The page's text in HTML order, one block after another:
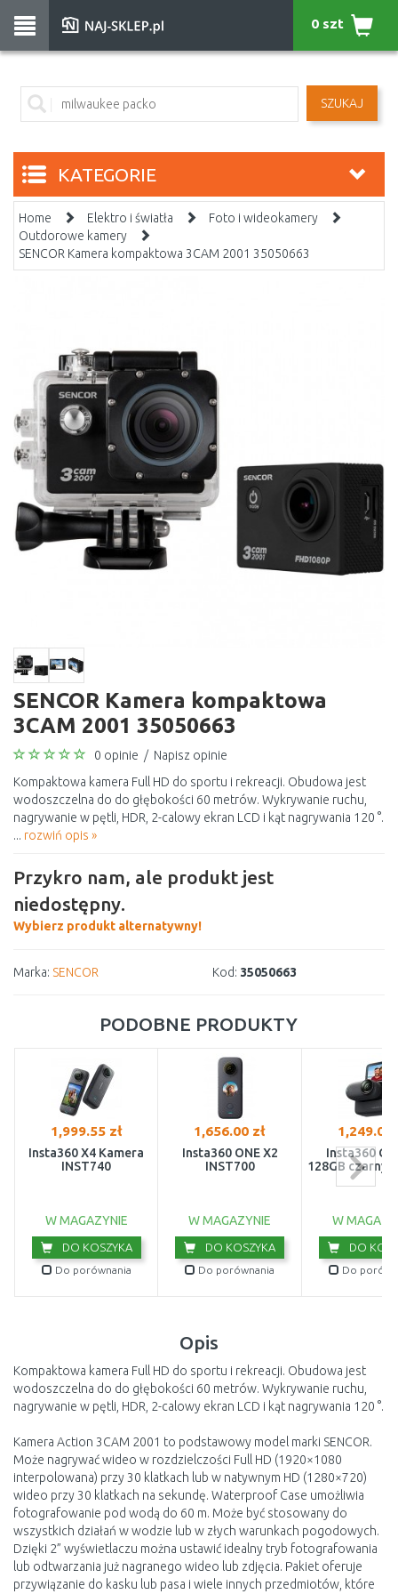
SZUKAJ
0 szt
KATEGORIE
Home Elektro i światła
Foto i wideokamery
Outdorowe kamery
SENCOR Kamera kompaktowa 3CAM 2001 35050663
SENCOR Kamera kompaktowa
3CAM 2001 35050663
0 opinie / Napisz opinie
Kompaktowa kamera Full HD do sportu i rekreacji. Obudowa jest
wodoszczelna do do głębokości 60 metrów. Wykrywanie ruchu,
nagrywanie w pętli, HDR, 2-calowy ekran LCD i kąt nagrywania 120 °.
... rozwiń opis »
Przykro nam, ale produkt jest
niedostępny.
Wybierz produkt alternatywny!
Marka: SENCOR Kod: 35050663
PODOBNE PRODUKTY
1,999.55 zł
Insta360 X4 Kamera
INST740
W MAGAZYNIE
DO KOSZYKA
Do porównania
1,656.00 zł
Insta360 ONE X2
INST700
W MAGAZYNIE
DO KOSZYKA
Do porównania
1,249.00
Insta360
128GB czarny
W
DO
Do
Opis
Kompaktowa kamera Full HD do sportu i rekreacji. Obudowa jest
wodoszczelna do do głębokości 60 metrów. Wykrywanie ruchu,
nagrywanie w pętli, HDR, 2-calowy ekran LCD i kąt nagrywania 120 °.
Kamera Action 3CAM 2001 to podstawowy model marki SENCOR.
Może nagrywać wideo w rozdzielczości Full HD (1920×1080
interpolowana) przy 30 klatkach lub w natywnym HD (1280×720)
wideo przy 30 klatkach na sekundę. Waterproof Case umożliwia
fotografowanie pod wodą do 60 m. Może być stosowany do
wszystkich działań w wodzie lub w złych warunkach pogodowych.
Dzięki 2” wyświetlaczu można ustawić idealny tryb fotografowania
lub odtwarzania już nagranego wideo lub zdjęcia. Pakiet oferuje
przywiązanie do kasku lub pasa i wiele innych przedmiotów, które